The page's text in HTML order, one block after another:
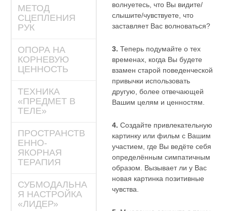
МЕТОД
СЦЕПЛЕНИЯ
РУК
ОПОРА НА
КОРНЕВУЮ
ЦЕННОСТЬ
ТЕХНИКА
«ПРЕДМЕТ В
ТЕЛЕ»
ПРОСТРАНСТВ
ЕННО-
ЯКОРНАЯ
ТЕРАПИЯ
СУБМОДАЛЬНА
Я НАСТРОЙКА
«ЛИДЕР»
волнуетесь, что Вы видите/
слышите/чувствуете, что
заставляет Вас волноваться?
3. Теперь подумайте о тех
временах, когда Вы будете
взамен старой поведенческой
привычки использовать
другую, более отвечающей
Вашим целям и ценностям.
4. Создайте привлекательную
картинку или фильм с Вашим
участием, где Вы ведёте себя
определённым симпатичным
образом. Вызывает ли у Вас
новая картинка позитивные
чувства.